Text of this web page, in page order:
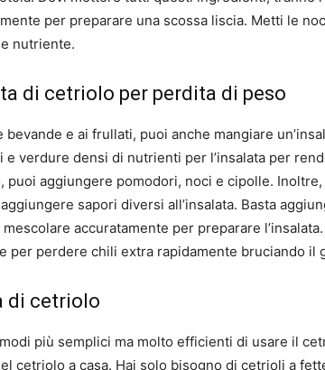
per preparare una scossa liscia. Metti le
nutriente.
di cetriolo per perdita di peso
bevande e ai frullati, puoi anche mangiare
e verdure densi di nutrienti per l’insalata per
puoi aggiungere pomodori, noci e cipolle.
sapori diversi all’insalata. Basta
accuratamente per preparare
per perdere chili extra rapidamente bruciando il
di cetriolo
più semplici ma molto efficienti di usare il
cetriolo a casa. Hai solo bisogno di cetrioli a